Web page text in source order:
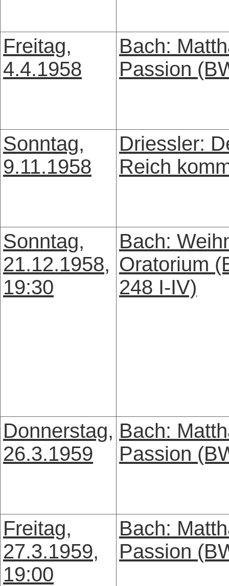
Freitag,
4.4.1958
Bach:
Passion
Sonntag,
9.11.1958
Driessler:
Reich
Sonntag,
21.12.1958,
19:30
Bach:
Oratorium
248 I-IV)
Donnerstag,
26.3.1959
Bach:
Passion
Freitag,
27.3.1959,
19:00
Bach:
Passion